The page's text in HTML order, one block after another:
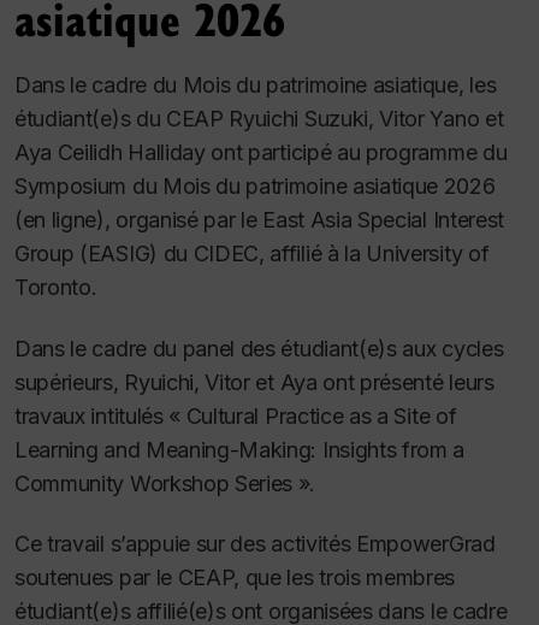
asiatique 2026
Dans le cadre du Mois du patrimoine asiatique, les
étudiant(e)s du CEAP Ryuichi Suzuki, Vitor Yano et
Aya Ceilidh Halliday ont participé au programme du
Symposium du Mois du patrimoine asiatique 2026
(en ligne), organisé par le East Asia Special Interest
Group (EASIG) du CIDEC, affilié à la University of
Toronto.
Dans le cadre du panel des étudiant(e)s aux cycles
supérieurs, Ryuichi, Vitor et Aya ont présenté leurs
travaux intitulés « Cultural Practice as a Site of
Learning and Meaning-Making: Insights from a
Community Workshop Series ».
Ce travail s’appuie sur des activités EmpowerGrad
soutenues par le CEAP, que les trois membres
étudiant(e)s affilié(e)s ont organisées dans le cadre